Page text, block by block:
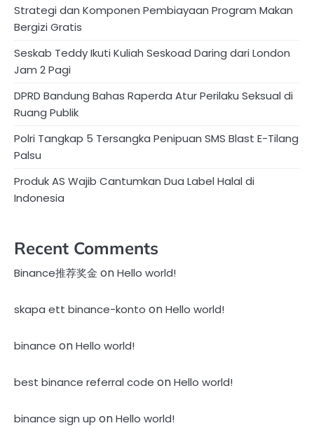
Strategi dan Komponen Pembiayaan Program Makan
Bergizi Gratis
Seskab Teddy Ikuti Kuliah Seskoad Daring dari London
Jam 2 Pagi
DPRD Bandung Bahas Raperda Atur Perilaku Seksual di
Ruang Publik
Polri Tangkap 5 Tersangka Penipuan SMS Blast E-Tilang
Palsu
Produk AS Wajib Cantumkan Dua Label Halal di
Indonesia
Recent Comments
Binance推荐奖金 onHello world!
skapa ett binance-konto onHello world!
binance onHello world!
best binance referral code onHello world!
binance sign up onHello world!